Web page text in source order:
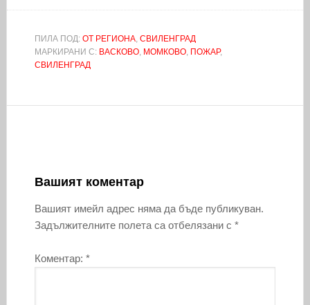
ПИЛА ПОД: ОТ РЕГИОНА, СВИЛЕНГРАД
МАРКИРАНИ С: ВАСКОВО, МОМКОВО, ПОЖАР,
СВИЛЕНГРАД
Вашият коментар
Вашият имейл адрес няма да бъде публикуван.
Задължителните полета са отбелязани с *
Коментар: *